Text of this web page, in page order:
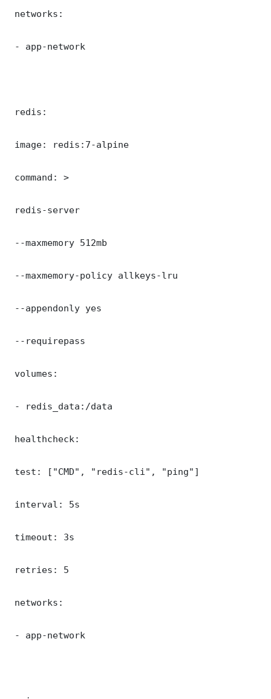
networks:
- app-network
redis:
image: redis:7-alpine
command: >
redis-server
--maxmemory 512mb
--maxmemory-policy allkeys-lru
--appendonly yes
--requirepass
volumes:
- redis_data:/data
healthcheck:
test: ["CMD", "redis-cli", "ping"]
interval: 5s
timeout: 3s
retries: 5
networks:
- app-network